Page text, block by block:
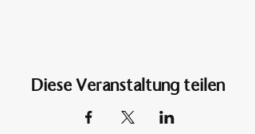
In der Zeit vom
01.11.2023 bis 22.12.2023 bieten wir in
2 ganze Enten oder 1 ganze Gans für 4
Diese Veranstaltung teilen